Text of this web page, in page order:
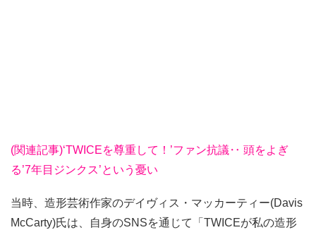
(関連記事)‘TWICEを尊重して！’ファン抗議‥ 頭をよぎ
る’7年目ジンクス’という憂い
当時、造形芸術作家のデイヴィス・マッカーティー(Davis
McCarty)氏は、自身のSNSを通じて「TWICEが私の造形